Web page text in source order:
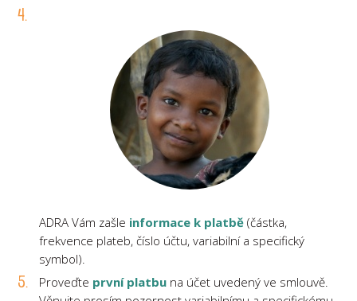
ADRA Vám zašle informace k platbě (částka,
frekvence plateb, číslo účtu, variabilní a specifický
symbol).
Proveďte první platbu na účet uvedený ve smlouvě.